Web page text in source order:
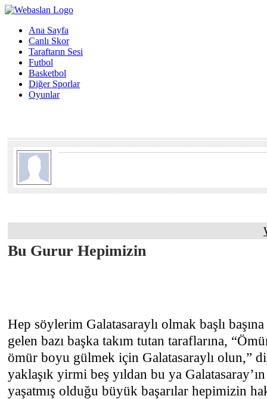
Ana Sayfa
Canlı Skor
Taraftarın Sesi
Futbol
Basketbol
Diğer Sporlar
Oyunlar
Bu Gurur Hepimizin
Hep söylerim Galatasaraylı olmak başlı
gelen bazı başka takım tutan taraflarına,
ömür boyu gülmek için Galatasaraylı olun,”
yaklaşık yirmi beş yıldan bu ya
yaşatmış olduğu büyük başarılar hepimizin